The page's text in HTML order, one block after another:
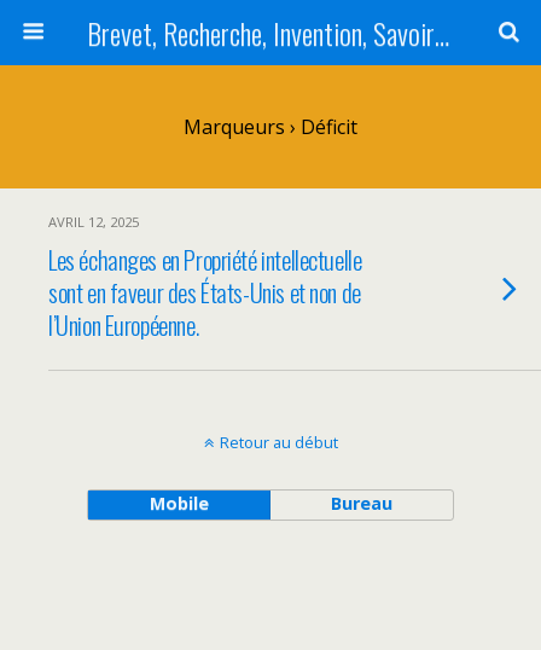
Brevet, Recherche, Invention, Savoir-faire, Base de données, CCP, leur contrefaçon et les actes associés de concurrence déloyale
Marqueurs › Déficit
AVRIL 12, 2025
Les échanges en Propriété intellectuelle
sont en faveur des États-Unis et non de
l’Union Européenne.
Retour au début
Mobile Bureau